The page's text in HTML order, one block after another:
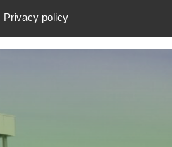
Privacy policy